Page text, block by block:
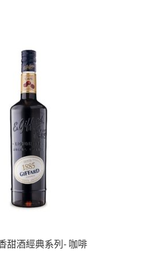
甜酒經典系列- 咖啡